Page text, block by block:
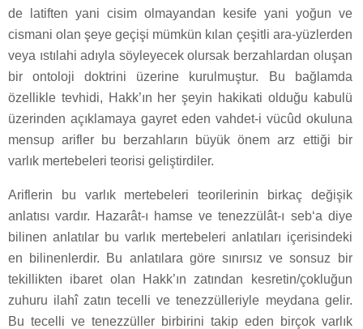
de latiften yani cisim olmayandan kesife yani yoğun ve
cismani olan şeye geçişi mümkün kılan çeşitli ara-yüzlerden
veya ıstılahi adıyla söyleyecek olursak berzahlardan oluşan
bir ontoloji doktrini üzerine kurulmuştur. Bu bağlamda
özellikle tevhidi, Hakk’ın her şeyin hakikati olduğu kabulü
üzerinden açıklamaya gayret eden vahdet-i vücûd okuluna
mensup arifler bu berzahların büyük önem arz ettiği bir
varlık mertebeleri teorisi geliştirdiler.
Ariflerin bu varlık mertebeleri teorilerinin birkaç değişik
anlatısı vardır. Hazarât-ı hamse ve tenezzülât-ı seb‘a diye
bilinen anlatılar bu varlık mertebeleri anlatıları içerisindeki
en bilinenlerdir. Bu anlatılara göre sınırsız ve sonsuz bir
tekillikten ibaret olan Hakk’ın zatından kesretin/çokluğun
zuhuru ilahî zatın tecelli ve tenezzülleriyle meydana gelir.
Bu tecelli ve tenezzüller birbirini takip eden birçok varlık